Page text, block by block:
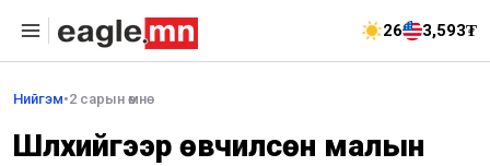
26 3,593₮
Нийгэм•2 сарын өмнө
Шүлхийгээр өвчилсөн малын